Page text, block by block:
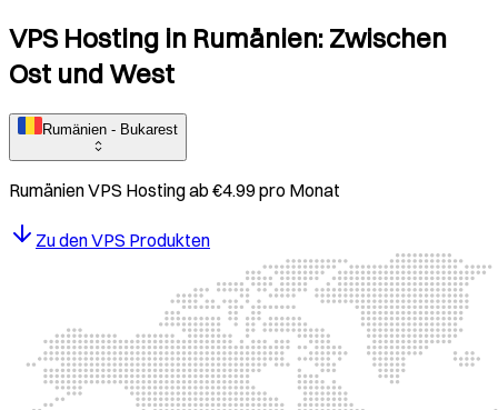
VPS Hosting in Rumänien: Zwischen
Ost und West
Rumänien - Bukarest
RumänienVPS Hosting ab €4.99pro Monat
Zu den VPS Produkten